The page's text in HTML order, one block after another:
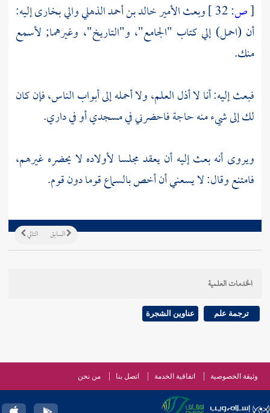
[ص: وبعث الأميرخالد بن أحمد الذهليواليبخارىإليه:
أن (احمل) إلي كتاب "الجامع"، و"التاريخ"، وغيرهما; لأسمع
منك.
فبعث إليه: أنا لا أذل العلم، ولا أحمله إلى أبواب الناس، فإن كان
لك إلى شيء منه حاجة فاحضرني في مسجدي أو في داري.
ويروى أنه بعث إليه أن يعقد مجلسا لأولاده لا يحضره غيرهم،
فامتنع وقال: لا يسعني أن أخص بالسماع قوما دون قوم.
التالي السابق
الخدمات العلمية
ترجمة علم عناوين الشجرة
وثيقة الخصوصية اتفاقية الخدمة اتصل بنا من نحن